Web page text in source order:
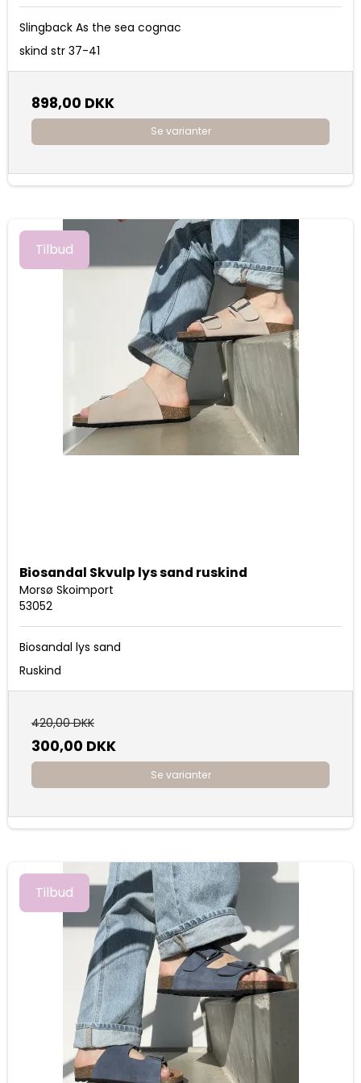
Slingback As the sea cognac
skind str 37-41
898,00 DKK
Se varianter
Tilbud
Biosandal Skvulp lys sand ruskind
Morsø Skoimport
53052
Biosandal lys sand
Ruskind
420,00 DKK
300,00 DKK
Se varianter
Tilbud